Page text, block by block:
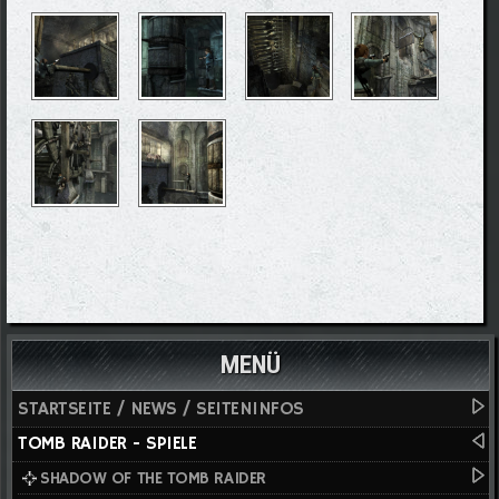
MENÜ
STARTSEITE / NEWS / SEITENINFOS
TOMB RAIDER - SPIELE
SHADOW OF THE TOMB RAIDER